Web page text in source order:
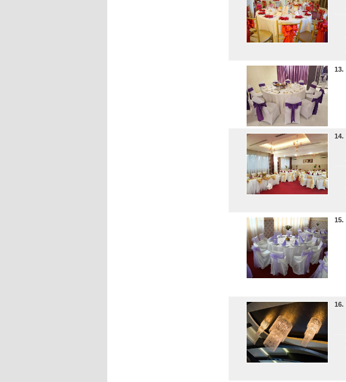
13.
14.
15.
16.